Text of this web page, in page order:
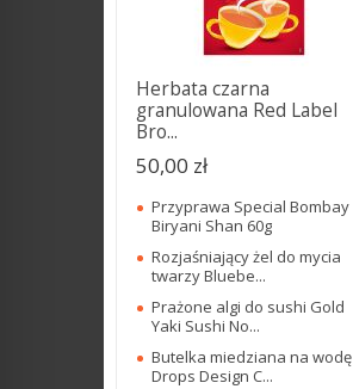
Herbata czarna
granulowana Red Label
Bro...
50,00 zł
Przyprawa Special Bombay
Biryani Shan 60g
Rozjaśniający żel do mycia
twarzy Bluebe...
Prażone algi do sushi Gold
Yaki Sushi No...
Butelka miedziana na wodę
Drops Design C...